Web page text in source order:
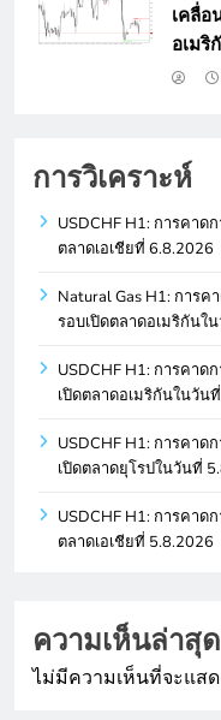
เคลื่อ
อเมริ
การวิเคราะห์
USDCHF H1: การคา
ตลาดเอเชียที่ 6.8.2026
Natural Gas H1: การ
รอบเปิดตลาดอเมริกันใ
USDCHF H1: การคา
เปิดตลาดอเมริกันในวัน
USDCHF H1: การคา
เปิดตลาดยุโรปในวันที่
USDCHF H1: การคา
ตลาดเอเชียที่ 5.8.2026
ความเห็นล่าสุด
ไม่มีความเห็นที่จะแสด